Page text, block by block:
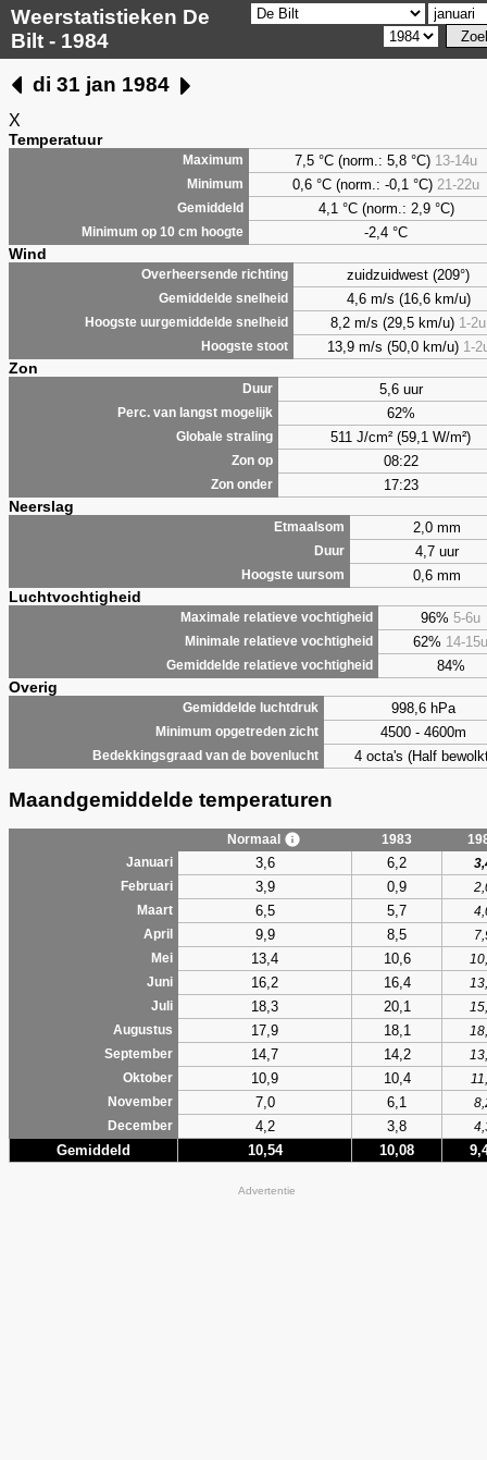
Weerstatistieken De
Bilt - 1984
di 31 jan 1984
X
Temperatuur
Maximum 7,5 °C (norm.: 5,8 °C) 13-14u
Minimum 0,6 °C (norm.: -0,1 °C) 21-22u
Gemiddeld 4,1 °C (norm.: 2,9 °C)
Minimum op 10 cm hoogte -2,4 °C
Wind
Overheersende richting zuidzuidwest (209°)
Gemiddelde snelheid 4,6 m/s (16,6 km/u)
Hoogste uurgemiddelde snelheid 8,2 m/s (29,5 km/u) 1-2u
Hoogste stoot 13,9 m/s (50,0 km/u) 1-
Zon
Duur 5,6 uur
Perc. van langst mogelijk 62%
Globale straling 511 J/cm² (59,1 W/m²)
Zon op 08:22
Zon onder 17:23
Neerslag
Etmaalsom 2,0 mm
Duur 4,7 uur
Hoogste uursom 0,6 mm
Luchtvochtigheid
Maximale relatieve vochtigheid 96% 5-6u
Minimale relatieve vochtigheid 62% 14-15u
Gemiddelde relatieve vochtigheid 84%
Overig
Gemiddelde luchtdruk 998,6 hPa
Minimum opgetreden zicht 4500 - 4600m
Bedekkingsgraad van de bovenlucht 4 octa's (Half
Maandgemiddelde temperaturen
Normaal 1983
Januari
3,6 6,2
Februari
3,9 0,9
Maart
6,5 5,7
April
9,9 8,5
Mei
13,4 10,6
Juni
16,2 16,4
Juli
18,3 20,1
Augustus
17,9 18,1
September
14,7 14,2
Oktober
10,9 10,4
November
7,0 6,1
December
4,2 3,8
Gemiddeld 10,54 10,08
Advertentie